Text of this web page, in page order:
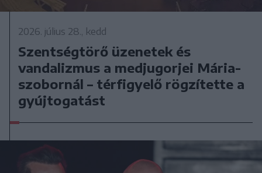
2026. július 28., kedd
Szentségtörő üzenetek és
vandalizmus a medjugorjei Mária-
szobornál – térfigyelő rögzítette a
gyújtogatást